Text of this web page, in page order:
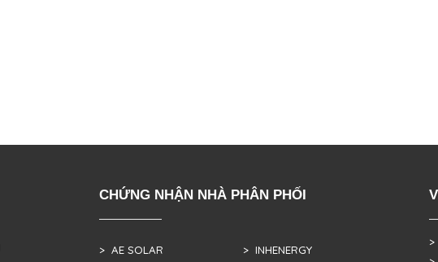
CHỨNG NHẬN NHÀ PHÂN PHỐI
> AE SOLAR > INHENERGY
>